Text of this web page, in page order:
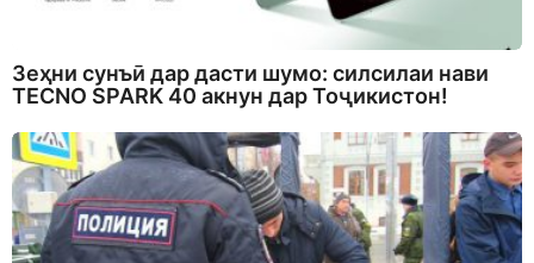
Зеҳни сунъӣ дар дасти шумо: силсилаи нави
TECNO SPARK 40 акнун дар Тоҷикистон!